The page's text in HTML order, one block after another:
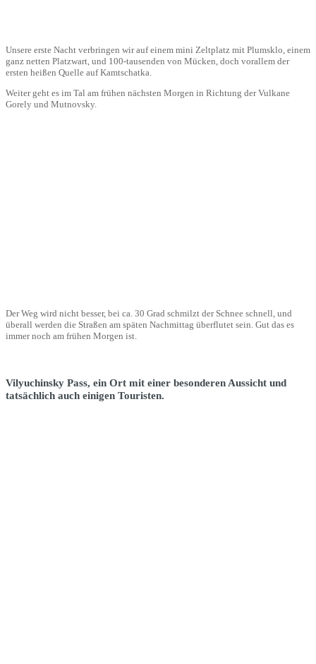
Unsere erste Nacht verbringen wir auf einem mini Zeltplatz mit Plumsklo, einem
ganz netten Platzwart, und 100-tausenden von Mücken, doch vorallem der
ersten heißen Quelle auf Kamtschatka.
Weiter geht es im Tal am frühen nächsten Morgen in Richtung der Vulkane
Gorely und Mutnovsky.
Der Weg wird nicht besser, bei ca. 30 Grad schmilzt der Schnee schnell, und
überall werden die Straßen am späten Nachmittag überflutet sein. Gut das es
immer noch am frühen Morgen ist.
Vilyuchinsky Pass, ein Ort mit einer besonderen Aussicht und
tatsächlich auch einigen Touristen.